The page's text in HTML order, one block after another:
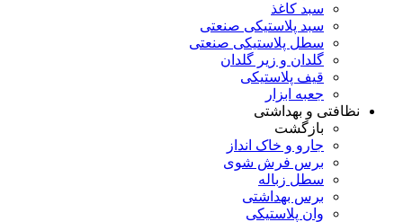
سبد کاغذ
سبد پلاستیکی صنعتی
سطل پلاستیکی صنعتی
گلدان و زیر گلدان
قیف پلاستیکی
جعبه ابزار
نظافتی و بهداشتی
بازگشت
جارو و خاک انداز
برس فرش شوی
سطل زباله
برس بهداشتی
وان پلاستیکی